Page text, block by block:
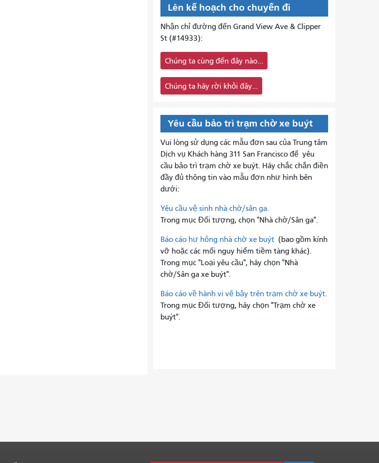
Lên kế hoạch cho chuyến đi
Nhận chỉ đường đến Grand View Ave & Clipper
St (#14933):
Chúng ta cùng đến đây nào...
Chúng ta hãy rời khỏi đây...
Yêu cầu bảo trì trạm chờ xe buýt
Vui lòng sử dụng các mẫu đơn sau của Trung tâm
Dịch vụ Khách hàng 311 San Francisco để yêu
cầu bảo trì trạm chờ xe buýt. Hãy chắc chắn điền
đầy đủ thông tin vào mẫu đơn như hình bên
dưới:
Yêu cầu vệ sinh nhà chờ/sân ga.
Trong mục Đối tượng, chọn "Nhà chờ/Sân ga".
Báo cáo hư hỏng nhà chờ xe buýt(bao gồm kính
vỡ hoặc các mối nguy hiểm tiềm tàng khác).
Trong mục "Loại yêu cầu", hãy chọn "Nhà
chờ/Sân ga xe buýt".
Báo cáo về hành vi vẽ bậy trên trạm chờ xe buýt.
Trong mục Đối tượng, hãy chọn "Trạm chờ xe
buýt".